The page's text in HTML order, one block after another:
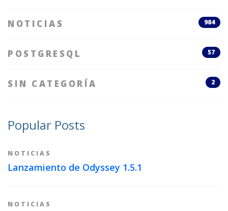
NOTICIAS 984
POSTGRESQL 57
SIN CATEGORÍA 2
Popular Posts
NOTICIAS
Lanzamiento de Odyssey 1.5.1
NOTICIAS